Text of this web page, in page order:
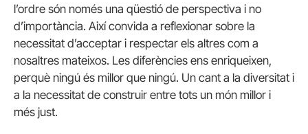
l’ordre són només una qüestió de perspectiva i no
d’importància. Així convida a reflexionar sobre la
necessitat d’acceptar i respectar els altres com a
nosaltres mateixos. Les diferències ens enriqueixen,
perquè ningú és millor que ningú. Un cant a la diversitat i
a la necessitat de construir entre tots un món millor i
més just.